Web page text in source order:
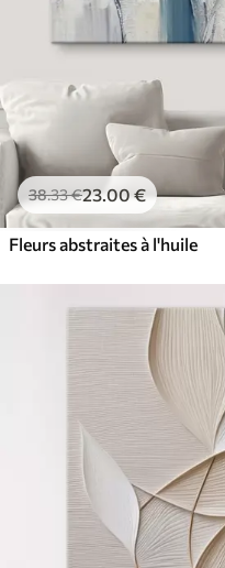
38.33€23.00€
Fleurs abstraites à l'huile